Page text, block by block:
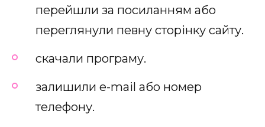
перейшли за посиланням або
переглянули певну сторінку сайту.
скачали програму.
залишили e-mail або номер
телефону.